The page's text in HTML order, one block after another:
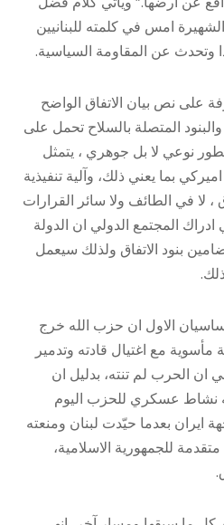
امس في كلمته للبنانيين
وتحدث عن المقاومة السياسية.
على نص بيان الاتفاق الواضح
المتصلة بالسلاح تحمل على
نوعي لا بل جوهري ، يتمثل
بما يعني ذلك، وآلية تنفيذية
لا في الطائف ولا سائر القرارات
و1701، ما يعني ادراك المجتمع الدولي ان الدولة
بنود الاتفاق ولذلك سيعمل
الاول ان حزب الله خرج
مع اغتيال قادته وتدمير
ان الحرب لم تنته، بدليل ان
نشاط عسكري للحزب اليوم
ايران بعدما حيّدت لبنان ومنعته
للجمهورية الاسلامية،